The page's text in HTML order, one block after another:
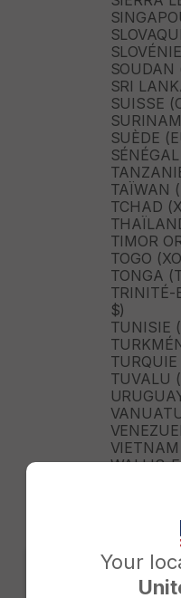
Your
SOUDAN
SRI
SUISSE
SUÈDE
TAÏWAN
TCHAD
TIMOR
TOGO
TONGA
TRINITÉ-
$)
TUNISIE
TUVALU
WALLIS-
ÉMIRATS
(AED د.إ)